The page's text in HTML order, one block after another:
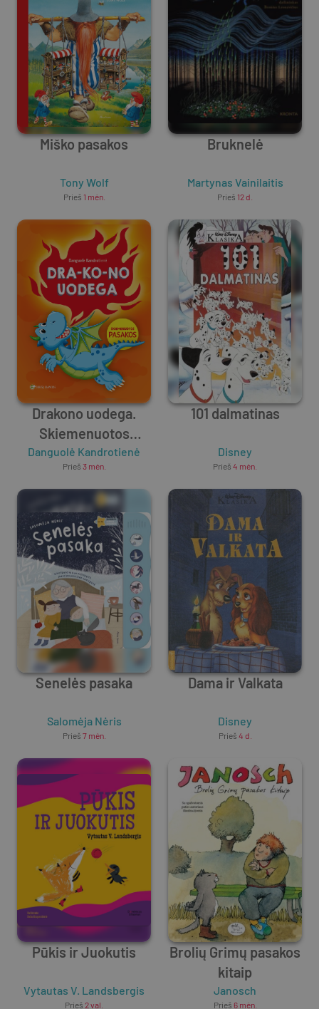
Miško pasakos
Tony Wolf
Prieš 1 mėn.
Bruknelė
Martynas Vainilaitis
Prieš 12 d.
Drakono uodega.
Skiemenuotos
pasakos
Danguolė Kandrotienė
Prieš 3 mėn.
101 dalmatinas
Disney
Prieš 4 mėn.
Senelės pasaka
Salomėja Nėris
Prieš 7 mėn.
Dama ir Valkata
Disney
Prieš 4 d.
Pūkis ir Juokutis
Vytautas V. Landsbergis
Prieš 2 val.
Brolių Grimų pasakos
kitaip
Janosch
Prieš 6 mėn.